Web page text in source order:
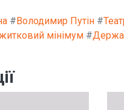
#Володимир Путін #
мінімум #